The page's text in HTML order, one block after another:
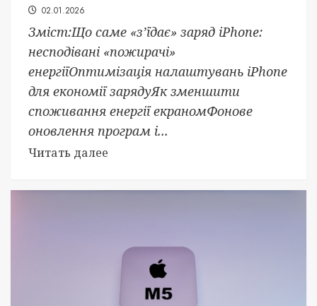
02.01.2026
Зміст:Що саме «з’їдає» заряд iPhone:
несподівані «пожирачі»
енергіїОптимізація налаштувань iPhone
для економії зарядуЯк зменшити
споживання енергії екраномФонове
оновлення програм і...
Читать далее